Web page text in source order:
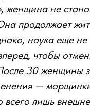
женщина не
продолжает
наука еще не
чтобы
30 женщины
—
всего лишь